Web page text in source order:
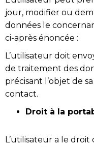
jour, modifier ou
données le
ci-après énoncée :
L’utilisateur doit
de traitement des
précisant l’objet de
contact.
Droit à la
L’utilisateur a le